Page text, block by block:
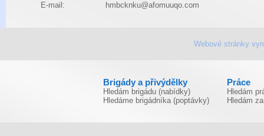
E-mail:
hmbcknku@afomuuqo.com
Webové stránky
Brigády a přivýdělky
Hledám brigádu (nabídky)
Hledáme brigádníka (poptávky)
Práce
Hledám
Hledám